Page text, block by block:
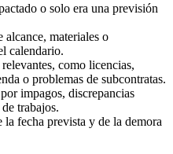
o solo era una previsión
materiales o
calendario.
como licencias,
o problemas de subcontratas.
impagos, discrepancias
trabajos.
la fecha prevista y de la demora